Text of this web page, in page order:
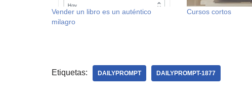
Vender un libro es un auténtico
milagro
Cursos cortos
Etiquetas: DAILYPROMPT DAILYPROMPT-1877